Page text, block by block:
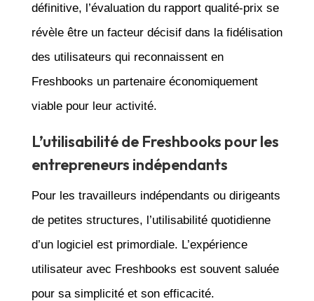
définitive, l’évaluation du rapport qualité-prix se
révèle être un facteur décisif dans la fidélisation
des utilisateurs qui reconnaissent en
Freshbooks un partenaire économiquement
viable pour leur activité.
L’utilisabilité de Freshbooks pour les
entrepreneurs indépendants
Pour les travailleurs indépendants ou dirigeants
de petites structures, l’utilisabilité quotidienne
d’un logiciel est primordiale. L’expérience
utilisateur avec Freshbooks est souvent saluée
pour sa simplicité et son efficacité.